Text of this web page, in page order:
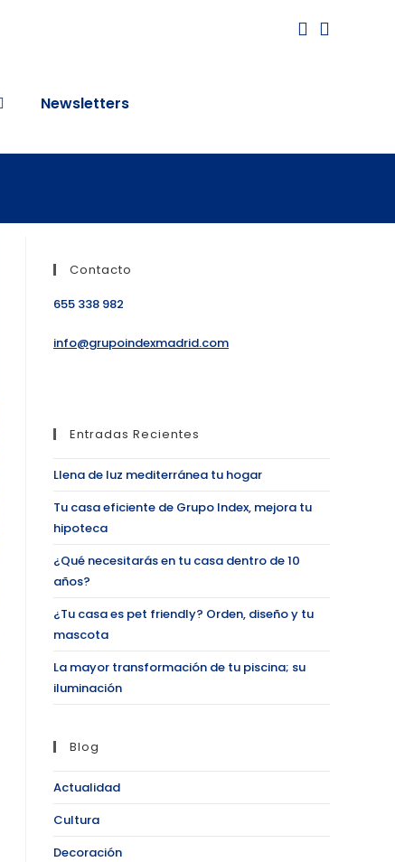
Newsletters
Contacto
655 338 982
info@grupoindexmadrid.com
Entradas Recientes
Llena de luz mediterránea tu hogar
Tu casa eficiente de Grupo Index, mejora tu
hipoteca
¿Qué necesitarás en tu casa dentro de 10
años?
¿Tu casa es pet friendly? Orden, diseño y tu
mascota
La mayor transformación de tu piscina; su
iluminación
Blog
Actualidad
Cultura
Decoración